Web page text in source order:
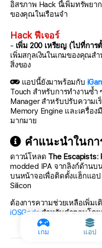
เกม แอป
อิสรภาพ Hack นี้เพิ่มทรัพยา
ของคุณในเรือนจำ
Hack ฟีเจอร์
- เพิ่ม 200 เหรียญ (ไปที่การ
เพิ่มสกุลเงินในเกมของคุณส
สิ่งของ
แอปนี้ยังมาพร้อมกับ
Touch สำหรับการทำงานซ้
Manager สำหรับปรับความเ
Memory Engine และเครื่อ
มากมาย
คำแนะนำในก
ดาวน์โหลด The Escapists:
modded IPA จากลิงก์ด้าน
บนหน้าจอเพื่อติดตั้งแฮ็กแอป
Silicon
ต้องการความช่วยเหลือเพิ่มเ
iOSGodsสำหรับคำตอบโดย